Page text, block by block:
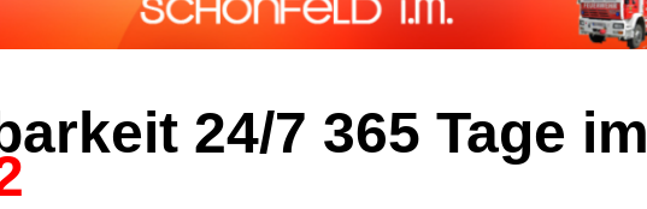
24/7 365 Tage im